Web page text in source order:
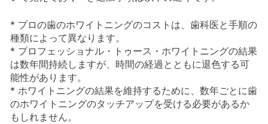
* プロの歯のホワイトニングのコストは、歯科医と手順の
種類によって異なります。
* プロフェッショナル・トゥース・ホワイトニングの結果
は数年間持続しますが、時間の経過とともに退色する可
能性があります。
* ホワイトニングの結果を維持するために、数年ごとに歯
のホワイトニングのタッチアップを受ける必要があるか
もしれません。